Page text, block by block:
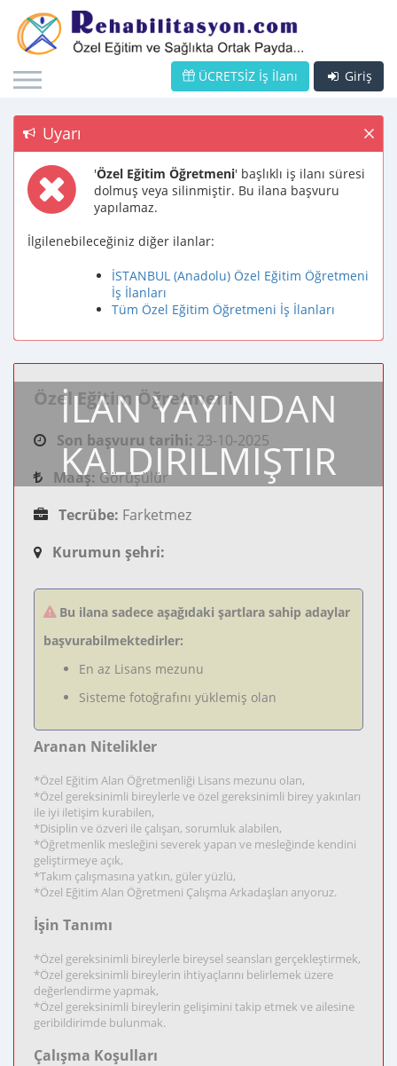
Giriş
ÜCRETSİZ İş İlanı
Uyarı
'Özel Eğitim Öğretmeni' başlıklı iş ilanı süresi
dolmuş veya silinmiştir. Bu ilana başvuru
yapılamaz.
İlgilenebileceğiniz diğer ilanlar:
İSTANBUL (Anadolu) Özel Eğitim Öğretmeni
İş İlanları
Tüm Özel Eğitim Öğretmeni İş İlanları
İLAN YAYINDAN
KALDIRILMIŞTIR
Özel Eğitim Öğretmeni
Son başvuru tarihi: 23-10-2025
Maaş: Görüşülür
Tecrübe: Farketmez
Kurumun şehri:
Bu ilana sadece aşağıdaki şartlara sahip adaylar
başvurabilmektedirler:
En az Lisans mezunu
Sisteme fotoğrafını yüklemiş olan
Aranan Nitelikler
*Özel Eğitim Alan Öğretmenliği Lisans mezunu olan,
*Özel gereksinimli bireylerle ve özel gereksinimli birey yakınları
ile iyi iletişim kurabilen,
*Disiplin ve özveri ile çalışan, sorumluk alabilen,
*Öğretmenlik mesleğini severek yapan ve mesleğinde kendini
geliştirmeye açık,
*Takım çalışmasına yatkın, güler yüzlü,
*Özel Eğitim Alan Öğretmeni Çalışma Arkadaşları arıyoruz.
İşin Tanımı
*Özel gereksinimli bireylerle bireysel seansları gerçekleştirmek,
*Özel gereksinimli bireylerin ihtiyaçlarını belirlemek üzere
değerlendirme yapmak,
*Özel gereksinimli bireylerin gelişimini takip etmek ve ailesine
geribildirimde bulunmak.
Çalışma Koşulları